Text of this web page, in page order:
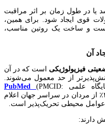
یا در طول زمان بر اثر مراقبت
قوی ایجاد شود. برای همین،
و ساخت یک روتین مناسب،
آن
فیزیولوژیکی است که در آن
از حد معمول می‌شوند.
علمی
PubMed
(PMCID:
PMC6533878)، بیش از ۶۰٪ از زنان و ۴۰٪ از مردان در سراسر جهان اعلام
عوامل محیطی تحریک‌پذیر است.
دارند: